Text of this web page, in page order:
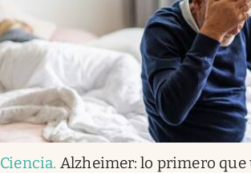
Ciencia. Alzheimer: lo primero que